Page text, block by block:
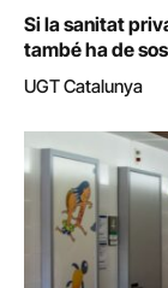
Si la sanitat
també ha de
UGT Catalunya